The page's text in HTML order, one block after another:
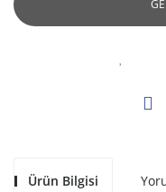
Ürün Bilgisi